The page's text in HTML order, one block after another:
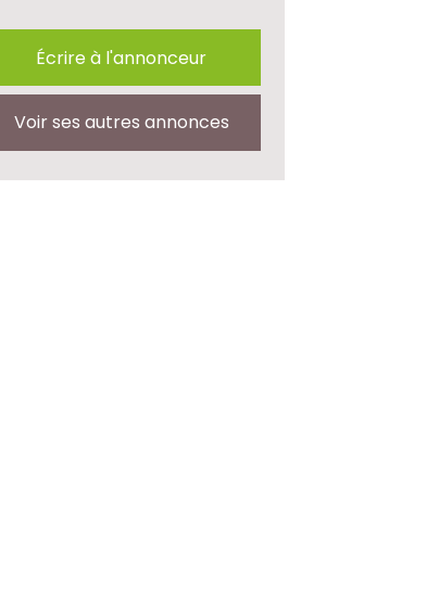
Écrire à l'annonceur
Voir ses autres annonces